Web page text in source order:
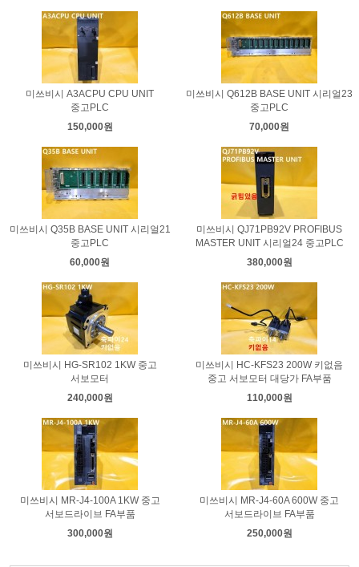
미쓰비시 A3ACPU CPU UNIT
중고PLC
150,000원
미쓰비시 Q612B BASE UNIT 시리얼23
중고PLC
70,000원
미쓰비시 Q35B BASE UNIT 시리얼21
중고PLC
60,000원
미쓰비시 QJ71PB92V PROFIBUS
MASTER UNIT 시리얼24 중고PLC
380,000원
미쓰비시 HG-SR102 1KW 중고
서보모터
240,000원
미쓰비시 HC-KFS23 200W 키없음
중고 서보모터 대당가 FA부품
110,000원
미쓰비시 MR-J4-100A 1KW 중고
서보드라이브 FA부품
300,000원
미쓰비시 MR-J4-60A 600W 중고
서보드라이브 FA부품
250,000원